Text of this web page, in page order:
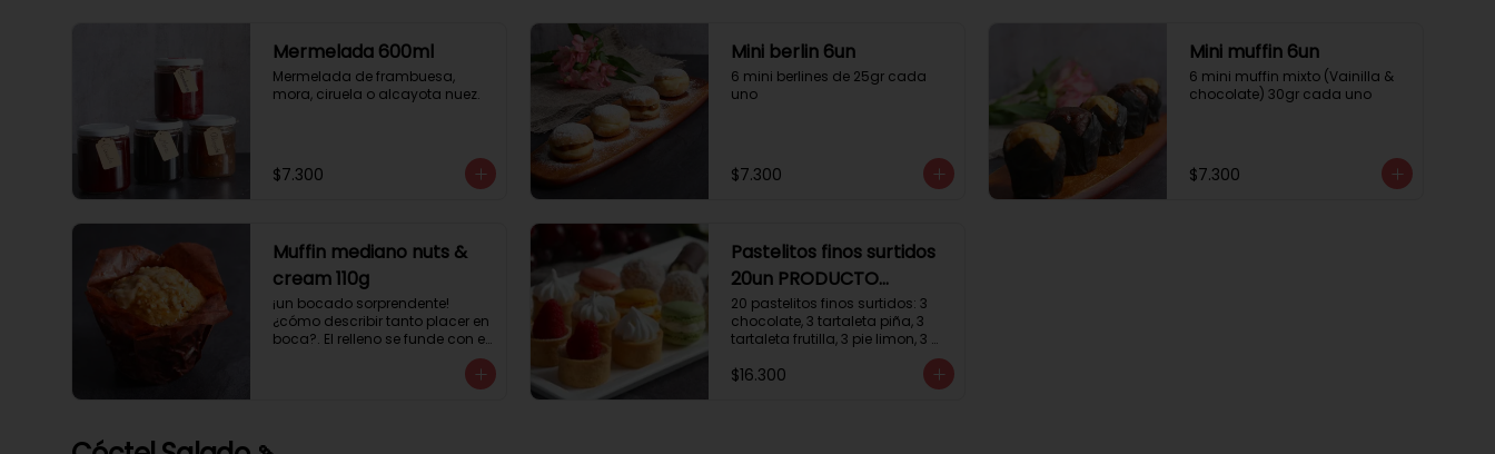
Mermelada 600ml
Mermelada de frambuesa,
mora, ciruela o alcayota nuez.
$7.300
Mini berlin 6un
6 mini berlines de 25gr cada
uno
$7.300
Mini muffin 6un
6 mini muffin mixto (Vainilla &
chocolate) 30gr cada uno
$7.300
Muffin mediano nuts &
cream 110g
¡un bocado sorprendente!
¿cómo describir tanto placer en
boca?. El relleno se funde con el
potencia su masa exquisita.
Pastelitos finos surtidos
20un PRODUCTO
DELICADO
20 pastelitos finos surtidos: 3
chocolate, 3 tartaleta piña, 3
tartaleta frutilla, 3 pie limon, 3
chocolate crema, 2
$16.300